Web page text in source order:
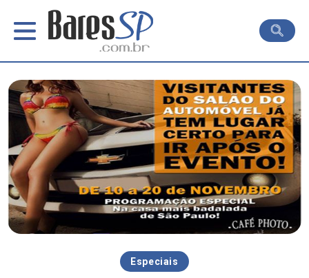
Especiais